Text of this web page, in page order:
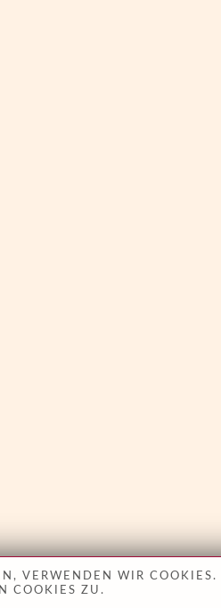
VERWENDEN WIR COOKIES.
COOKIES ZU.